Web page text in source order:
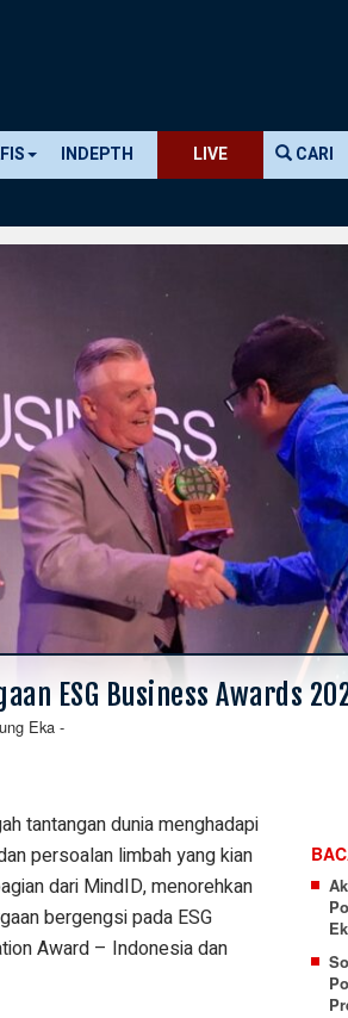
INDEPTH LIVE CARI
ESG Business Awards
Eka -
tantangan dunia menghadapi
persoalan limbah yang kian
dari MindID, menorehkan
bergengsi pada ESG
Award – Indonesia dan